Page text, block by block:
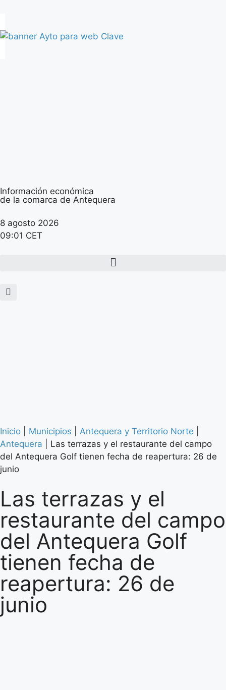
Información económica
de la comarca de Antequera
8 agosto 2026
09:01 CET
Inicio Municipios Antequera y Territorio Norte
Antequera
Las terrazas y el restaurante del campo
del Antequera Golf tienen fecha de reapertura: 26 de
junio
Las terrazas y el
restaurante del campo
del Antequera Golf
tienen fecha de
reapertura: 26 de
junio